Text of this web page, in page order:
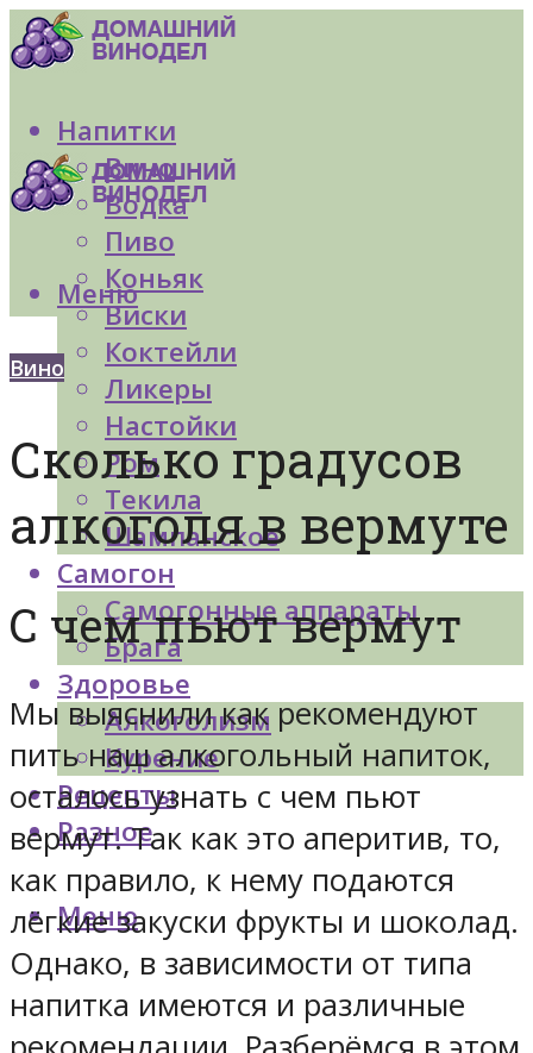
Напитки
Вино
Водка
Пиво
Коньяк
Виски
Коктейли
Ликеры
Настойки
Ром
Текила
Шампанское
Самогон
Самогонные аппараты
Брага
Здоровье
Алкоголизм
Курение
Рецепты
Разное
Меню
Меню
Вино
Сколько градусов
алкоголя в вермуте
С чем пьют вермут
Мы выяснили как рекомендуют
пить наш алкогольный напиток,
осталось узнать с чем пьют
вермут. Так как это аперитив, то,
как правило, к нему подаются
лёгкие закуски фрукты и шоколад.
Однако, в зависимости от типа
напитка имеются и различные